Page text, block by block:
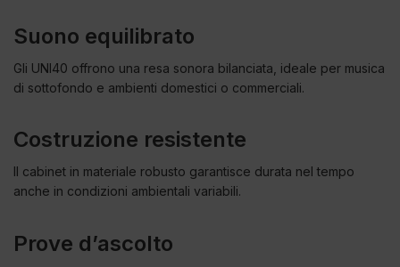
Suono equilibrato
Gli UNI40 offrono una resa sonora bilanciata, ideale per musica
di sottofondo e ambienti domestici o commerciali.
Costruzione resistente
Il cabinet in materiale robusto garantisce durata nel tempo
anche in condizioni ambientali variabili.
Prove d’ascolto